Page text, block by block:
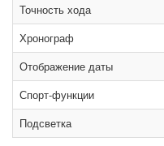
Точность хода
Хронограф
Отображение даты
Спорт-функции
Подсветка